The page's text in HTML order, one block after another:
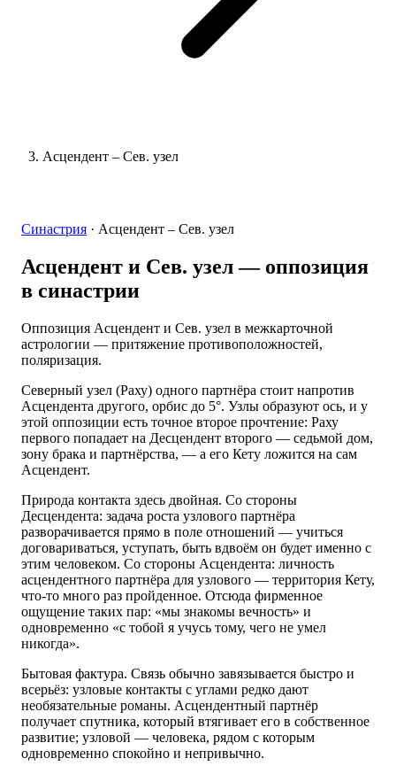
Асцендент – Сев. узел
Синастрия · Асцендент – Сев. узел
Асцендент и Сев. узел— оппозиция
в синастрии
Оппозиция Асцендент и Сев. узел в межкарточной
астрологии — притяжение противоположностей,
поляризация.
Северный узел (Раху) одного партнёра стоит напротив
Асцендента другого, орбис до 5°. Узлы образуют ось, и у
этой оппозиции есть точное второе прочтение: Раху
первого попадает на Десцендент второго — седьмой дом,
зону брака и партнёрства, — а его Кету ложится на сам
Асцендент.
Природа контакта здесь двойная. Со стороны
Десцендента: задача роста узлового партнёра
разворачивается прямо в поле отношений — учиться
договариваться, уступать, быть вдвоём он будет именно с
этим человеком. Со стороны Асцендента: личность
асцендентного партнёра для узлового — территория Кету,
что-то много раз пройденное. Отсюда фирменное
ощущение таких пар: «мы знакомы вечность» и
одновременно «с тобой я учусь тому, чего не умел
никогда».
Бытовая фактура. Связь обычно завязывается быстро и
всерьёз: узловые контакты с углами редко дают
необязательные романы. Асцендентный партнёр
получает спутника, который втягивает его в собственное
развитие; узловой — человека, рядом с которым
одновременно спокойно и непривычно.